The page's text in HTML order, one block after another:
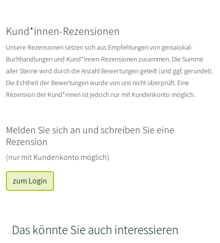
Kund*innen-Rezensionen
Unsere Rezensionen setzen sich aus Empfehlungen von genialokal-
Buchhandlungen und Kund*innen-Rezensionen zusammen. Die Summe
aller Sterne wird durch die Anzahl Bewertungen geteilt (und ggf. gerundet).
Die Echtheit der Bewertungen wurde von uns nicht überprüft. Eine
Rezension der Kund*innen ist jedoch nur mit Kundenkonto möglich.
Melden Sie sich an und schreiben Sie eine
Rezension
(nur mit Kundenkonto möglich)
zum Login
Das könnte Sie auch interessieren